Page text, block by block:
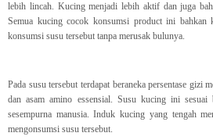
lebih lincah. Kucing menjadi lebih aktif dan juga
Semua kucing cocok konsumsi product ini bahkan
konsumsi susu tersebut tanpa merusak bulunya.
Pada susu tersebut terdapat beraneka persentase gizi
dan asam amino essensial. Susu kucing ini
sesempurna manusia. Induk kucing yang tengah
mengonsumsi susu tersebut.